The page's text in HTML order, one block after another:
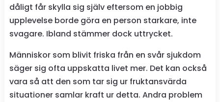
dåligt får skylla sig själv eftersom en jobbig
upplevelse borde göra en person starkare, inte
svagare. Ibland stämmer dock uttrycket.
Människor som blivit friska från en svår sjukdom
säger sig ofta uppskatta livet mer. Det kan också
vara så att den som tar sig ur fruktansvärda
situationer samlar kraft ur detta. Andra problem